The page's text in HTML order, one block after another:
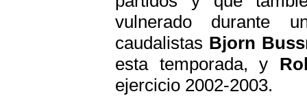
vulnerado durante
caudalistas Bjorn
esta temporada, y
ejercicio 2002-2003.